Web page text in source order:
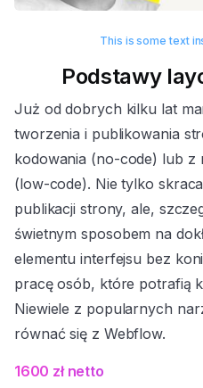
Podstawy
Już od dobrych kilku lat
tworzenia i publikowania
kodowania (no-code) lub z
(low-code). Nie tylko
publikacji strony, ale,
świetnym sposobem na
elementu interfejsu bez
pracę osób, które potrafią
Niewiele z popularnych
równać się z Webflow.
This is some text
1600 zł netto